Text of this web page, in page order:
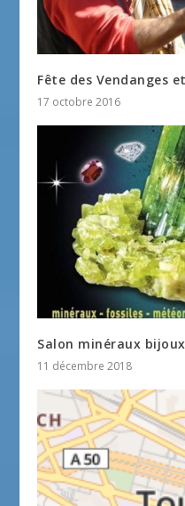
Fête des Vendanges
17 octobre 2016
Salon minéraux
11 décembre 2018